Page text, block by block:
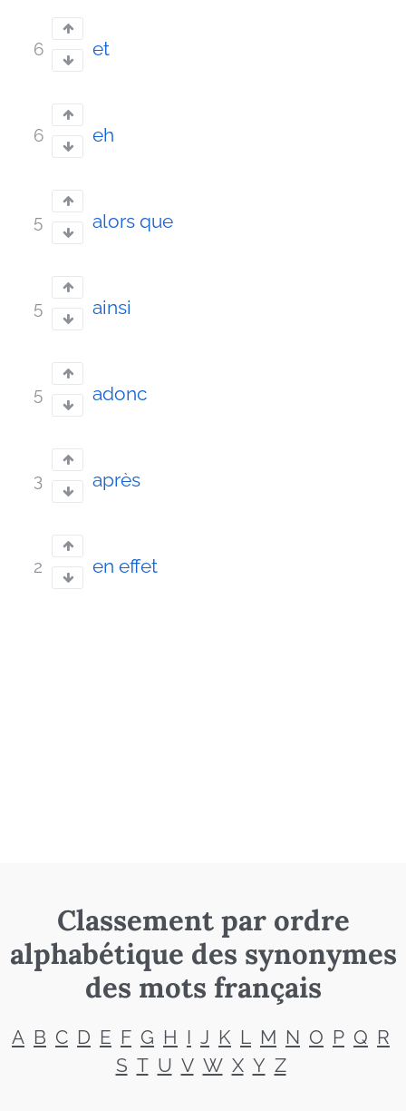
6 et
6 eh
5 alors que
5 ainsi
5 adonc
3 après
2 en effet
Classement par ordre
alphabétique des synonymes
des mots français
A B C D E F G H I J K L M N O P Q R
S T U V W X Y Z